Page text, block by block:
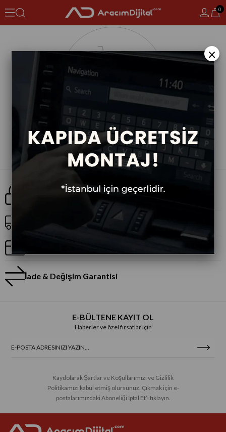
0
Güvenli Alışveriş
İade & Değişim Garantisi
E-BÜLTENE KAYIT OL
Haberler ve özel fırsatlar için
Kaydolarak Şartlar ve Koşullarımızı ve Gizlilik
Politikamızı kabul etmiş olursunuz. Çıkmak için e-
postalarımızdaki Aboneliği İptal Et’i tıklayın.
×